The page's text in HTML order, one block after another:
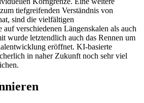
tiefgreifenden Verständnis von
sind die vielfältigen
verschiedenen Längenskalen als auch
wurde letztendlich auch das Rennen um
eröffnet. KI-basierte
in naher Zukunft noch sehr viel